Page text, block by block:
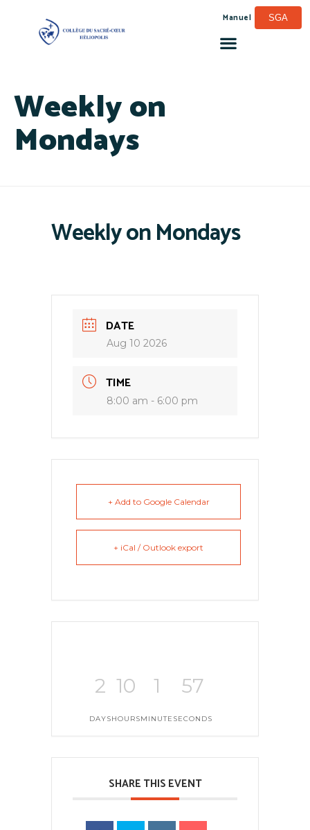
Manuel SGA
Weekly on
Mondays
Weekly on Mondays
DATE
Aug 10 2026
TIME
8:00 am - 6:00 pm
+ Add to Google Calendar
+ iCal / Outlook export
2
DAYS
10
HOURS
1
MINUTE
57
SECONDS
SHARE THIS EVENT